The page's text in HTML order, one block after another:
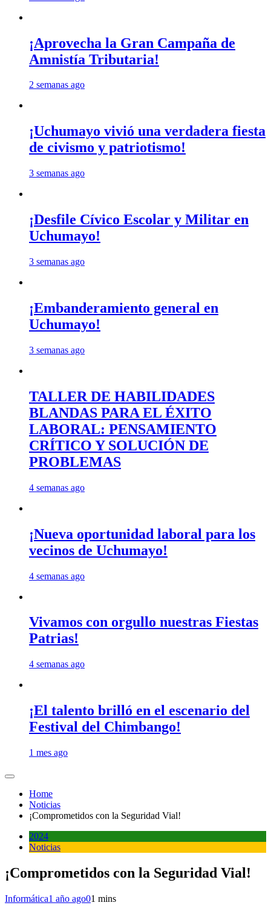
¡Aprovecha la Gran Campaña de
Amnistía Tributaria!
2 semanas ago
¡Uchumayo vivió una verdadera fiesta
de civismo y patriotismo!
3 semanas ago
¡Desfile Cívico Escolar y Militar en
Uchumayo!
3 semanas ago
¡Embanderamiento general en
Uchumayo!
3 semanas ago
TALLER DE HABILIDADES
BLANDAS PARA EL ÉXITO
LABORAL: PENSAMIENTO
CRÍTICO Y SOLUCIÓN DE
PROBLEMAS
4 semanas ago
¡Nueva oportunidad laboral para los
vecinos de Uchumayo!
4 semanas ago
Vivamos con orgullo nuestras Fiestas
Patrias!
4 semanas ago
¡El talento brilló en el escenario del
Festival del Chimbango!
1 mes ago
Home
Noticias
¡Comprometidos con la Seguridad Vial!
2024
Noticias
¡Comprometidos con la Seguridad Vial!
Informática1 año ago01 mins